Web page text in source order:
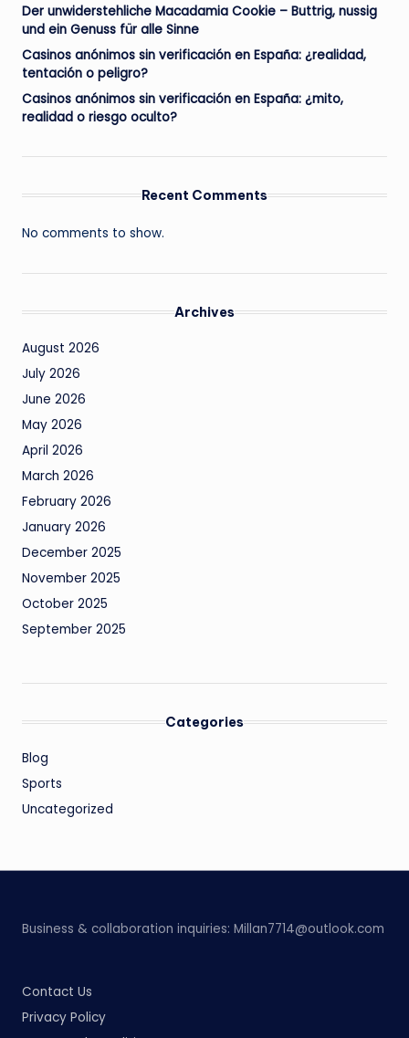
Der unwiderstehliche Macadamia Cookie – Buttrig, nussig
und ein Genuss für alle Sinne
Casinos anónimos sin verificación en España: ¿realidad,
tentación o peligro?
Casinos anónimos sin verificación en España: ¿mito,
realidad o riesgo oculto?
Recent Comments
No comments to show.
Archives
August 2026
July 2026
June 2026
May 2026
April 2026
March 2026
February 2026
January 2026
December 2025
November 2025
October 2025
September 2025
Categories
Blog
Sports
Uncategorized
Business & collaboration inquiries: Millan7714@outlook.com
Contact Us
Privacy Policy